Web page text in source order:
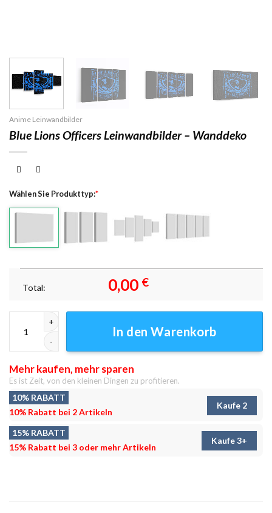
Anime Leinwandbilder
Blue Lions Officers Leinwandbilder – Wanddeko
Wählen Sie Produkttyp:*
Total: 0,00 €
In den Warenkorb
Mehr kaufen, mehr sparen
Es ist Zeit, von den kleinen Dingen zu profitieren.
10% RABATT
10% Rabatt bei 2 Artikeln
Kaufe 2
15% RABATT
15% Rabatt bei 3 oder mehr Artikeln
Kaufe 3+